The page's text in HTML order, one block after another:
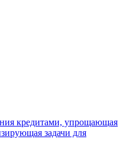
кредитами, упрощающая
задачи для